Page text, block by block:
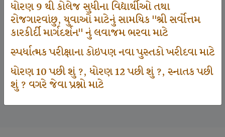
ધોરણ 9 થી કોલેજ સુધીના વિદ્યાર્થીઓ તથા
રોજગારવાંછુ, યુવાઓ માટેનું સામયિક "શ્રી સર્વોત્તમ
કારકીર્દી માર્ગદર્શન" નું લવાજમ ભરવા માટે
સ્પર્ધાત્મક પરીક્ષાના કોઇપણ નવા પુસ્તકો ખરીદવા માટે
ધોરણ 10 પછી શું ?, ધોરણ 12 પછી શું ?, સ્નાતક પછી
શું ? વગરે જેવા પ્રશ્નો માટે
Participate School In GKIQ
125000